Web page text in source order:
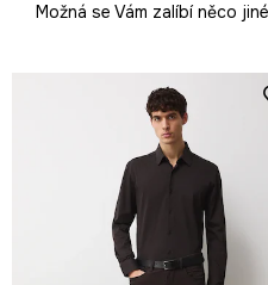
Možná se Vám zalíbí něco